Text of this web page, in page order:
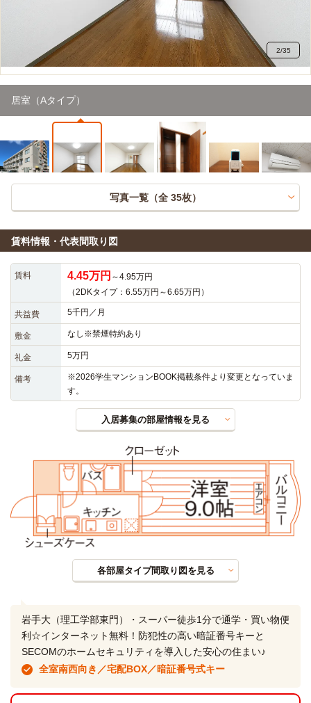
居室（Aタイプ）
2/35
写真一覧（全 35枚）
賃料情報・代表間取り図
賃料 4.45万円 ～4.95万円
（2DKタイプ：6.55万円～6.65万円）
共益費 5千円／月
敷金 なし※禁煙特約あり
礼金 5万円
備考
※2026学生マンションBOOK掲載条件より変更となっていま
す。
入居募集の部屋情報を見る
各部屋タイプ間取り図を見る
岩手大（理工学部東門）・スーパー徒歩1分で通学・買い物便
利☆インターネット無料！防犯性の高い暗証番号キーと
SECOMのホームセキュリティを導入した安心の住まい♪
全室南西向き／宅配BOX／暗証番号式キー